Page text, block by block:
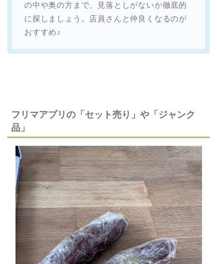
の中や奥の方まで、見落としがないか徹底的
に探しましょう。店員さんと仲良くなるのが
おすすめ♪
フリマアプリの「セット売り」や「ジャンク
品」